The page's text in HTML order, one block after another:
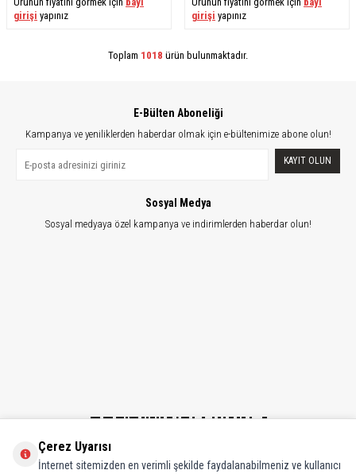
girişi yapınız
girişi yapınız
Toplam 1018 ürün bulunmaktadır.
E-Bülten Aboneliği
Kampanya ve yeniliklerden haberdar olmak için e-bültenimize abone olun!
KAYIT OLUN
Sosyal Medya
Sosyal medyaya özel kampanya ve indirimlerden haberdar olun!
Çerez Uyarısı
İnternet sitemizden en verimli şekilde faydalanabilmeniz ve kullanıcı